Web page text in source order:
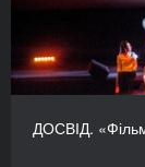
ДОСВІД.